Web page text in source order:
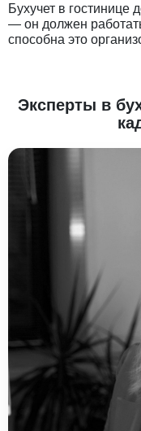
Бухучет в гостинице
— он должен
способна это
Эксперты в